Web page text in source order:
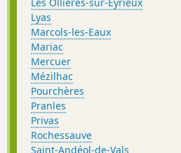
Lyas
Marcols-les-Eaux
Mariac
Mercuer
Mézilhac
Pourchères
Pranles
Privas
Rochessauve
Saint-Andéol-de-Vals